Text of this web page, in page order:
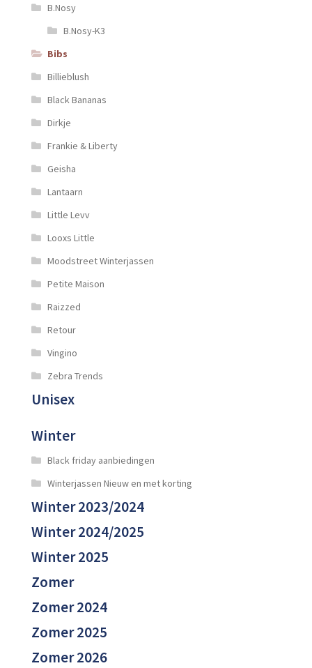
B.Nosy
B.Nosy-K3
Bibs
Billieblush
Black Bananas
Dirkje
Frankie & Liberty
Geisha
Lantaarn
Little Levv
Looxs Little
Moodstreet Winterjassen
Petite Maison
Raizzed
Retour
Vingino
Zebra Trends
Unisex
Winter
Black friday aanbiedingen
Winterjassen Nieuw en met korting
Winter 2023/2024
Winter 2024/2025
Winter 2025
Zomer
Zomer 2024
Zomer 2025
Zomer 2026